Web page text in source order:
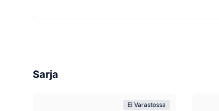
Sarja
Ei Varastossa